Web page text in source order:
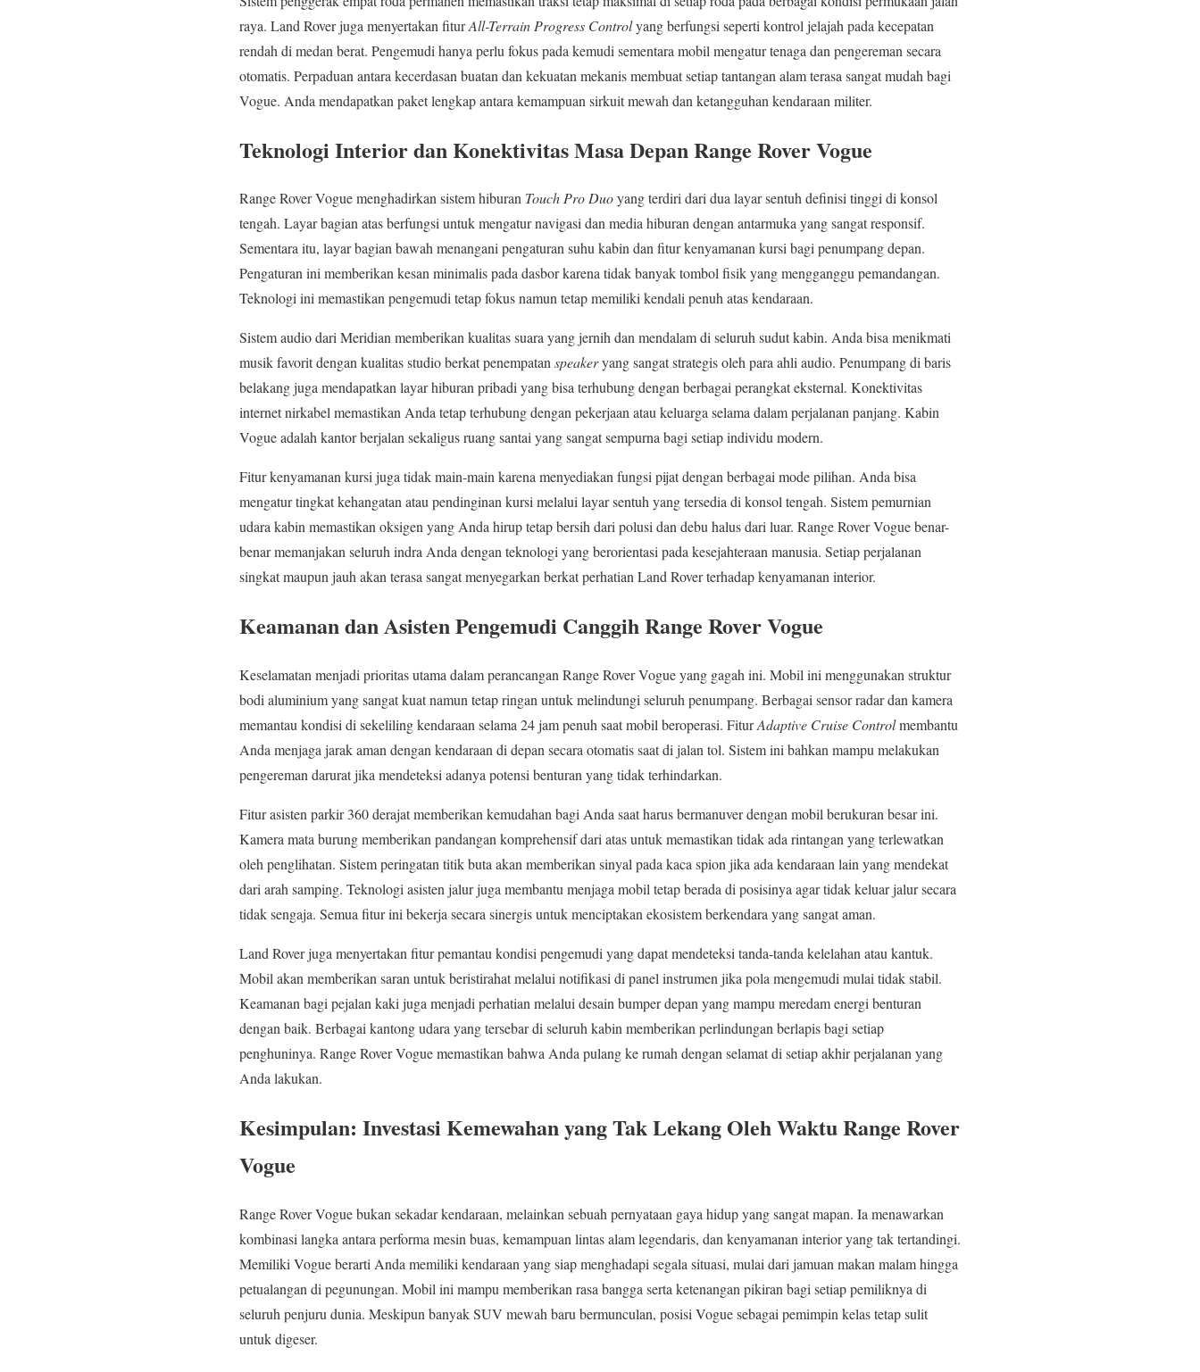
raya. Land Rover juga menyertakan fiturAll-Terrain Progress Controlyang berfungsi seperti kontrol jelajah pada kecepatan
rendah di medan berat. Pengemudi hanya perlu fokus pada kemudi sementara mobil mengatur tenaga dan pengereman secara
otomatis. Perpaduan antara kecerdasan buatan dan kekuatan mekanis membuat setiap tantangan alam terasa sangat mudah bagi
Vogue. Anda mendapatkan paket lengkap antara kemampuan sirkuit mewah dan ketangguhan kendaraan militer.
Teknologi Interior dan Konektivitas Masa Depan Range Rover Vogue
Range Rover Vogue menghadirkan sistem hiburan Touch Pro Duoyang terdiri dari dua layar sentuh definisi tinggi di konsol
tengah. Layar bagian atas berfungsi untuk mengatur navigasi dan media hiburan dengan antarmuka yang sangat responsif.
Sementara itu, layar bagian bawah menangani pengaturan suhu kabin dan fitur kenyamanan kursi bagi penumpang depan.
Pengaturan ini memberikan kesan minimalis pada dasbor karena tidak banyak tombol fisik yang mengganggu pemandangan.
Teknologi ini memastikan pengemudi tetap fokus namun tetap memiliki kendali penuh atas kendaraan.
Sistem audio dari Meridian memberikan kualitas suara yang jernih dan mendalam di seluruh sudut kabin. Anda bisa menikmati
musik favorit dengan kualitas studio berkat penempatanspeakeryang sangat strategis oleh para ahli audio. Penumpang di baris
belakang juga mendapatkan layar hiburan pribadi yang bisa terhubung dengan berbagai perangkat eksternal. Konektivitas
internet nirkabel memastikan Anda tetap terhubung dengan pekerjaan atau keluarga selama dalam perjalanan panjang. Kabin
Vogue adalah kantor berjalan sekaligus ruang santai yang sangat sempurna bagi setiap individu modern.
Fitur kenyamanan kursi juga tidak main-main karena menyediakan fungsi pijat dengan berbagai mode pilihan. Anda bisa
mengatur tingkat kehangatan atau pendinginan kursi melalui layar sentuh yang tersedia di konsol tengah. Sistem pemurnian
udara kabin memastikan oksigen yang Anda hirup tetap bersih dari polusi dan debu halus dari luar. Range Rover Vogue benar-
benar memanjakan seluruh indra Anda dengan teknologi yang berorientasi pada kesejahteraan manusia. Setiap perjalanan
singkat maupun jauh akan terasa sangat menyegarkan berkat perhatian Land Rover terhadap kenyamanan interior.
Keamanan dan Asisten Pengemudi Canggih Range Rover Vogue
Keselamatan menjadi prioritas utama dalam perancangan Range Rover Vogue yang gagah ini. Mobil ini menggunakan struktur
bodi aluminium yang sangat kuat namun tetap ringan untuk melindungi seluruh penumpang. Berbagai sensor radar dan kamera
memantau kondisi di sekeliling kendaraan selama 24 jam penuh saat mobil beroperasi. FiturAdaptive Cruise Controlmembantu
Anda menjaga jarak aman dengan kendaraan di depan secara otomatis saat di jalan tol. Sistem ini bahkan mampu melakukan
pengereman darurat jika mendeteksi adanya potensi benturan yang tidak terhindarkan.
Fitur asisten parkir 360 derajat memberikan kemudahan bagi Anda saat harus bermanuver dengan mobil berukuran besar ini.
Kamera mata burung memberikan pandangan komprehensif dari atas untuk memastikan tidak ada rintangan yang terlewatkan
oleh penglihatan. Sistem peringatan titik buta akan memberikan sinyal pada kaca spion jika ada kendaraan lain yang mendekat
dari arah samping. Teknologi asisten jalur juga membantu menjaga mobil tetap berada di posisinya agar tidak keluar jalur secara
tidak sengaja. Semua fitur ini bekerja secara sinergis untuk menciptakan ekosistem berkendara yang sangat aman.
Land Rover juga menyertakan fitur pemantau kondisi pengemudi yang dapat mendeteksi tanda-tanda kelelahan atau kantuk.
Mobil akan memberikan saran untuk beristirahat melalui notifikasi di panel instrumen jika pola mengemudi mulai tidak stabil.
Keamanan bagi pejalan kaki juga menjadi perhatian melalui desain bumper depan yang mampu meredam energi benturan
dengan baik. Berbagai kantong udara yang tersebar di seluruh kabin memberikan perlindungan berlapis bagi setiap
penghuninya. Range Rover Vogue memastikan bahwa Anda pulang ke rumah dengan selamat di setiap akhir perjalanan yang
Anda lakukan.
Kesimpulan: Investasi Kemewahan yang Tak Lekang Oleh Waktu Range Rover
Vogue
Range Rover Vogue bukan sekadar kendaraan, melainkan sebuah pernyataan gaya hidup yang sangat mapan. Ia menawarkan
kombinasi langka antara performa mesin buas, kemampuan lintas alam legendaris, dan kenyamanan interior yang tak tertandingi.
Memiliki Vogue berarti Anda memiliki kendaraan yang siap menghadapi segala situasi, mulai dari jamuan makan malam hingga
petualangan di pegunungan. Mobil ini mampu memberikan rasa bangga serta ketenangan pikiran bagi setiap pemiliknya di
seluruh penjuru dunia. Meskipun banyak SUV mewah baru bermunculan, posisi Vogue sebagai pemimpin kelas tetap sulit
untuk digeser.